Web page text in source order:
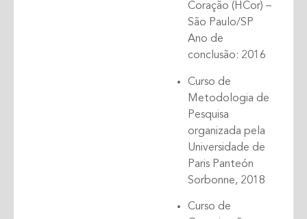
Coração (HCor) –
São Paulo/SP
Ano de
conclusão: 2016
Curso de
Metodologia de
Pesquisa
organizada pela
Universidade de
Paris Panteón
Sorbonne, 2018
Curso de